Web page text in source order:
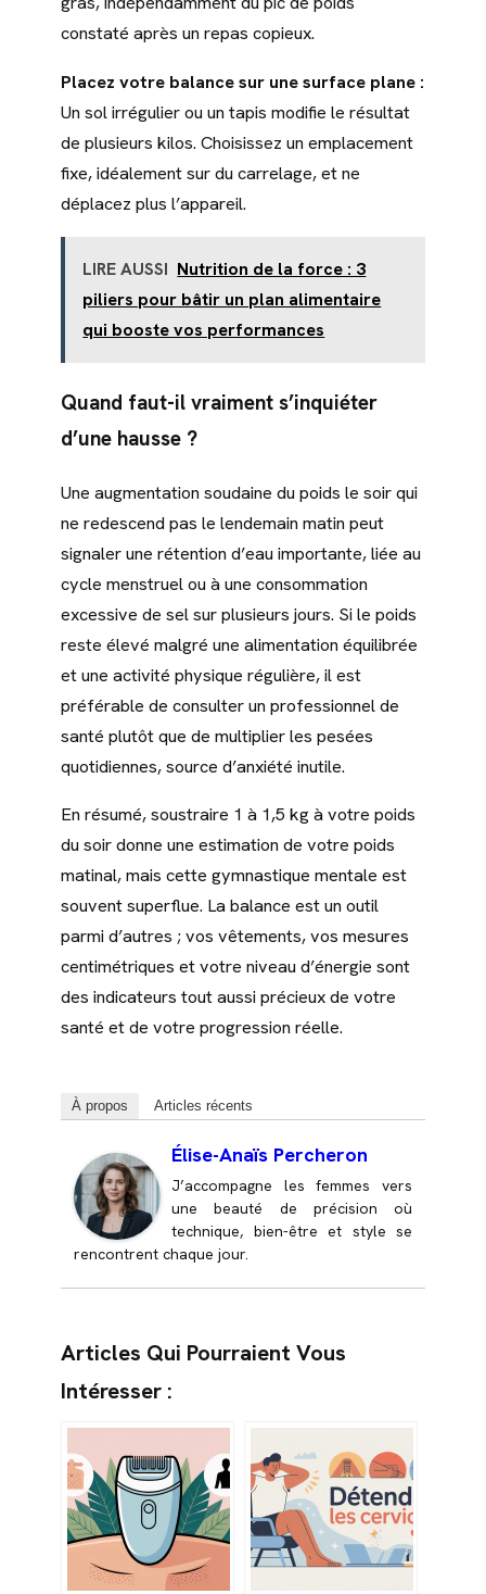
constaté après un repas copieux.
Placez votre balance sur une surface plane :
Un sol irrégulier ou un tapis modifie le résultat
de plusieurs kilos. Choisissez un emplacement
fixe, idéalement sur du carrelage, et ne
déplacez plus l’appareil.
LIRE AUSSI Nutrition de la force : 3
piliers pour bâtir un plan alimentaire
qui booste vos performances
Quand faut-il vraiment s’inquiéter
d’une hausse ?
Une augmentation soudaine du poids le soir qui
ne redescend pas le lendemain matin peut
signaler une rétention d’eau importante, liée au
cycle menstruel ou à une consommation
excessive de sel sur plusieurs jours. Si le poids
reste élevé malgré une alimentation équilibrée
et une activité physique régulière, il est
préférable de consulter un professionnel de
santé plutôt que de multiplier les pesées
quotidiennes, source d’anxiété inutile.
En résumé, soustraire 1 à 1,5 kg à votre poids
du soir donne une estimation de votre poids
matinal, mais cette gymnastique mentale est
souvent superflue. La balance est un outil
parmi d’autres ; vos vêtements, vos mesures
centimétriques et votre niveau d’énergie sont
des indicateurs tout aussi précieux de votre
santé et de votre progression réelle.
À propos Articles récents
Élise-Anaïs Percheron
J’accompagne les femmes vers
une beauté de précision où
technique, bien-être et style se
rencontrent chaque jour.
Articles Qui Pourraient Vous
Intéresser :